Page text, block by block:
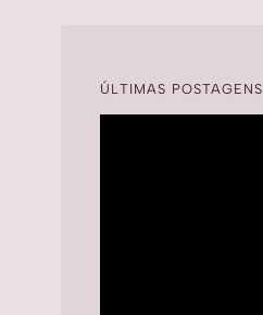
ÚLTIMAS POSTAGENS